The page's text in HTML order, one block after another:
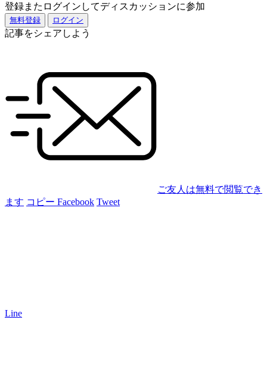
登録またログインしてディスカッションに参加
無料登録 ログイン
記事をシェアしよう
ご友人は無料で閲覧でき
ます コピー Facebook Tweet
Line